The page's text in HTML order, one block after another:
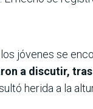
jóvenes se
a discutir,
herida a la